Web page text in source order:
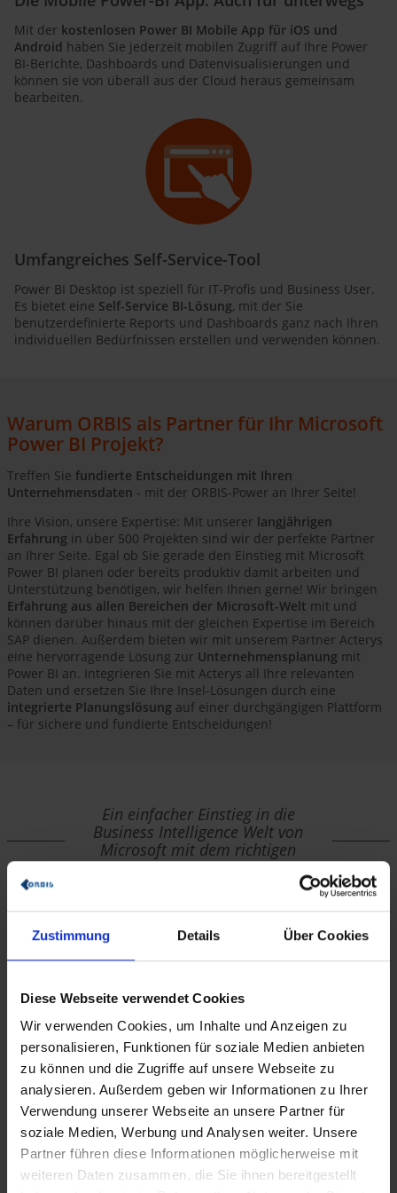
Zustimmung Details Über Cookies
Diese Webseite verwendet Cookies
Wir verwenden Cookies, um Inhalte und Anzeigen zu
personalisieren, Funktionen für soziale Medien anbieten
zu können und die Zugriffe auf unsere Webseite zu
analysieren. Außerdem geben wir Informationen zu Ihrer
Verwendung unserer Webseite an unsere Partner für
soziale Medien, Werbung und Analysen weiter. Unsere
Partner führen diese Informationen möglicherweise mit
weiteren Daten zusammen, die Sie ihnen bereitgestellt
Mit der kostenlosen Power BI Mobile App für iOS und
Android haben Sie jederzeit mobilen Zugriff auf Ihre Power
BI-Berichte, Dashboards und Datenvisualisierungen und
können sie von überall aus der Cloud heraus gemeinsam
bearbeiten.
Umfangreiches Self-Service-Tool
Power BI Desktop ist speziell für IT-Profis und Business User.
Es bietet eine Self-Service BI-Lösung, mit der Sie
benutzerdefinierte Reports und Dashboards ganz nach Ihren
individuellen Bedürfnissen erstellen und verwenden können.
Warum ORBIS als Partner für Ihr Microsoft
Power BI Projekt?
Treffen Sie fundierte Entscheidungen mit Ihren
Unternehmensdaten - mit der ORBIS-Power an Ihrer Seite!
Ihre Vision, unsere Expertise: Mit unserer langjährigen
Erfahrung in über 500 Projekten sind wir der perfekte Partner
an Ihrer Seite. Egal ob Sie gerade den Einstieg mit Microsoft
Power BI planen oder bereits produktiv damit arbeiten und
Unterstützung benötigen, wir helfen Ihnen gerne! Wir bringen
Erfahrung aus allen Bereichen der Microsoft-Welt mit und
können darüber hinaus mit der gleichen Expertise im Bereich
SAP dienen. Außerdem bieten wir mit unserem Partner Acterys
eine hervorragende Lösung zur Unternehmensplanung mit
Power BI an. Integrieren Sie mit Acterys all Ihre relevanten
Daten und ersetzen Sie Ihre Insel-Lösungen durch eine
integrierte Planungslösung auf einer durchgängigen Plattform
– für sichere und fundierte Entscheidungen!
Ein einfacher Einstieg in die
Business Intelligence Welt von
Microsoft mit dem richtigen
Partner
Um ein Microsoft Power BI-Projekt erfolgreich zu starten, ist es
festzulegen. Mit einer durchdachten Governance und einer
einsetzen und potenzielle Stolpersteine von Anfang an
umgehen können.
Unsere ORBIS-Kernkompetenzen auf einen
Blick: